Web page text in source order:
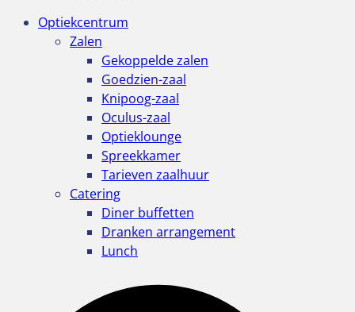
Optiekcentrum
Zalen
Gekoppelde zalen
Goedzien-zaal
Knipoog-zaal
Oculus-zaal
Optieklounge
Spreekkamer
Tarieven zaalhuur
Catering
Diner buffetten
Dranken arrangement
Lunch